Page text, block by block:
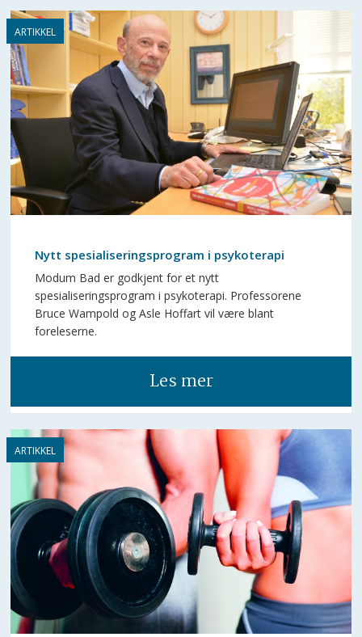
Nytt spesialiseringsprogram i psykoterapi
Modum Bad er godkjent for et nytt
spesialiseringsprogram i psykoterapi. Professorene
Bruce Wampold og Asle Hoffart vil være blant
foreleserne.
Les mer